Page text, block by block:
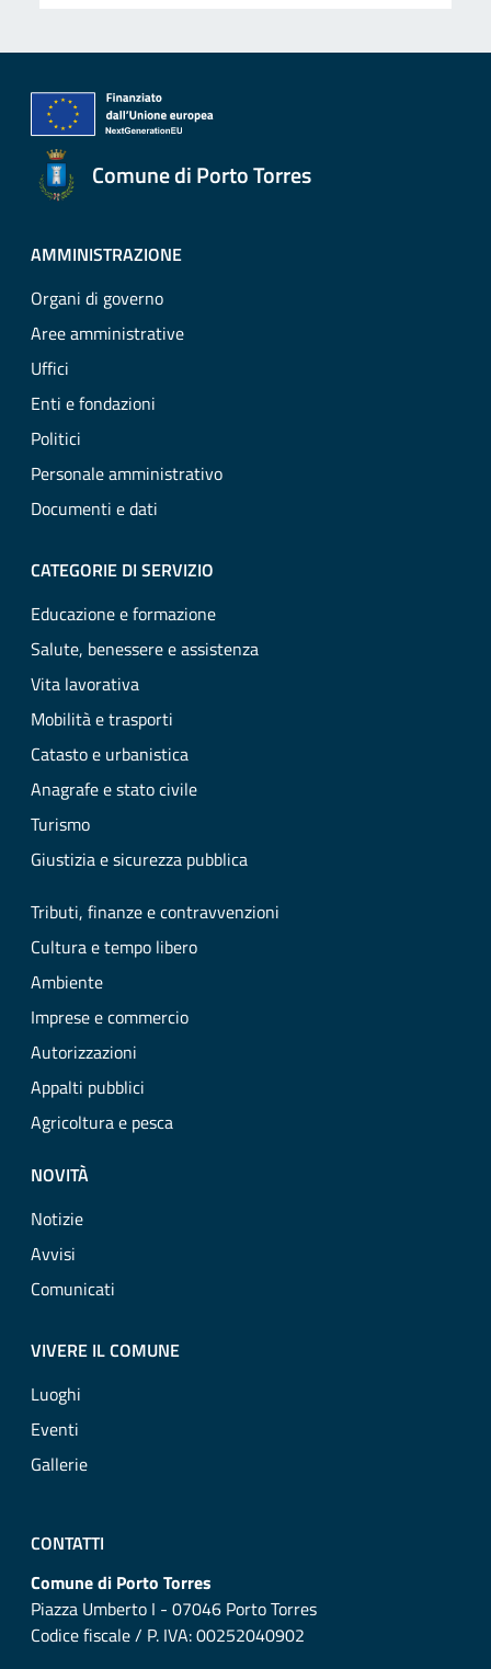
Comune di Porto Torres
AMMINISTRAZIONE
Organi di governo
Aree amministrative
Uffici
Enti e fondazioni
Politici
Personale amministrativo
Documenti e dati
CATEGORIE DI SERVIZIO
Educazione e formazione
Salute, benessere e assistenza
Vita lavorativa
Mobilità e trasporti
Catasto e urbanistica
Anagrafe e stato civile
Turismo
Giustizia e sicurezza pubblica
Tributi, finanze e contravvenzioni
Cultura e tempo libero
Ambiente
Imprese e commercio
Autorizzazioni
Appalti pubblici
Agricoltura e pesca
NOVITÀ
Notizie
Avvisi
Comunicati
VIVERE IL COMUNE
Luoghi
Eventi
Gallerie
CONTATTI
Comune di Porto Torres
Piazza Umberto I - 07046 Porto Torres
Codice fiscale / P. IVA: 00252040902